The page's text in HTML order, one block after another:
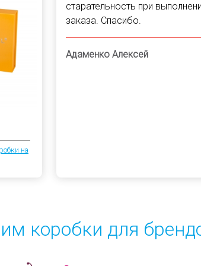
на
старательность при
заказа. Спасибо.
Адаменко Алексей
коробки для